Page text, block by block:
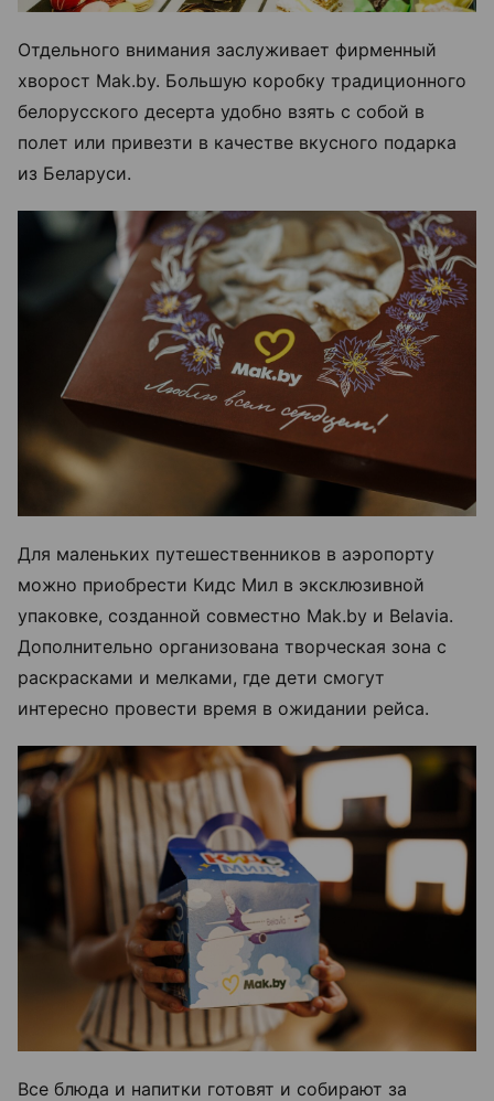
Отдельного внимания заслуживает фирменный
хворост Mak.by. Большую коробку традиционного
белорусского десерта удобно взять с собой в
полет или привезти в качестве вкусного подарка
из Беларуси.
Для маленьких путешественников в аэропорту
можно приобрести Кидс Мил в эксклюзивной
упаковке, созданной совместно Mak.by и Belavia.
Дополнительно организована творческая зона с
раскрасками и мелками, где дети смогут
интересно провести время в ожидании рейса.
Все блюда и напитки готовят и собирают за